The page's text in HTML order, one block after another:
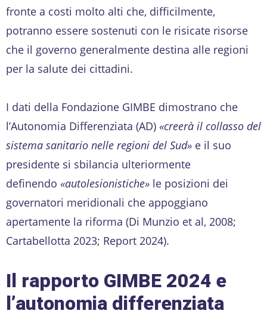
fronte a costi molto alti che, difficilmente,
potranno essere sostenuti con le risicate risorse
che il governo generalmente destina alle regioni
per la salute dei cittadini.
I dati della Fondazione GIMBE dimostrano che
l’Autonomia Differenziata (AD) «creerà il collasso del
sistema sanitario nelle regioni del Sud» e il suo
presidente si sbilancia ulteriormente
definendo «autolesionistiche» le posizioni dei
governatori meridionali che appoggiano
apertamente la riforma (Di Munzio et al, 2008;
Cartabellotta 2023; Report 2024).
Il rapporto GIMBE 2024 e
l’autonomia differenziata